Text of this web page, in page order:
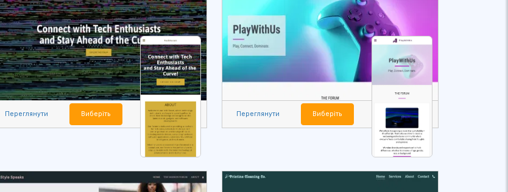
Переглянути Виберіть Переглянути Виберіть